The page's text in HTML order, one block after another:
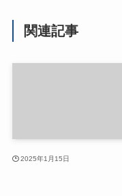
関連記事
2025年1月15日